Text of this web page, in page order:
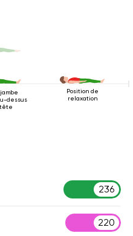
dessus
Position de
relaxation
236
220